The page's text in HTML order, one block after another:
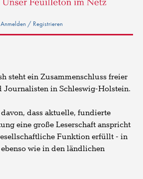
Anmelden / Registrieren
steht ein Zusammenschluss freier
in Schleswig-Holstein.
dass aktuelle, fundierte
eine große Leserschaft anspricht
Funktion erfüllt - in
wie in den ländlichen